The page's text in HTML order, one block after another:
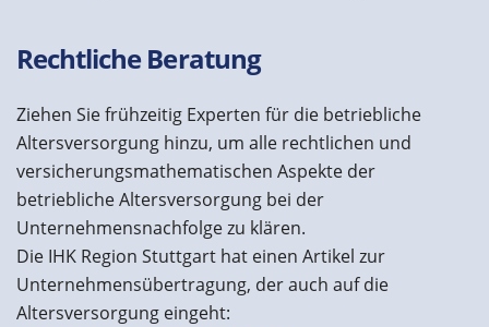
Rechtliche Beratung
Ziehen Sie frühzeitig Experten für die betriebliche
Altersversorgung hinzu, um alle rechtlichen und
versicherungsmathematischen Aspekte der
betriebliche Altersversorgung bei der
Unternehmensnachfolge zu klären.
Die IHK Region Stuttgart hat einen Artikel zur
Unternehmensübertragung, der auch auf die
Altersversorgung eingeht: